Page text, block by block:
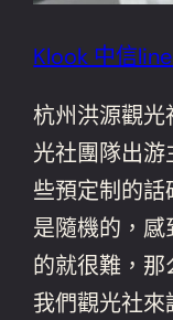
Klook 中信
杭州洪源觀
光社團隊出
些預定制的
是隨機的，
的就很難，
我們觀光社來